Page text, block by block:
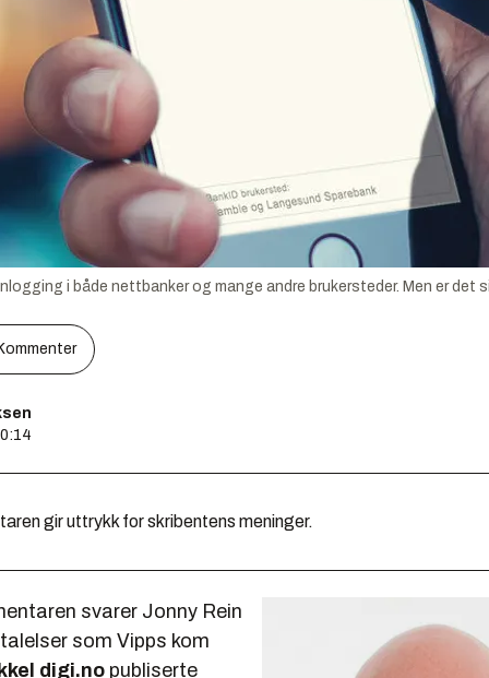
i både nettbanker og mange andre brukersteder. Men er det
gir uttrykk for skribentens meninger.
svarer Jonny Rein
som Vipps kom
digi.no publiserte